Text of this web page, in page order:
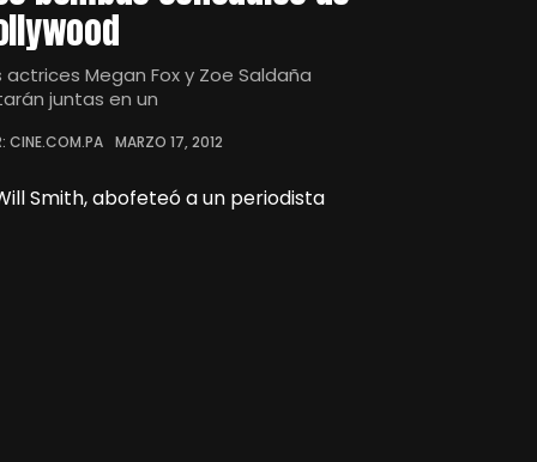
actrices Megan Fox y Zoe Saldaña
juntas en un
CINE.COM.PA MARZO 17, 2012